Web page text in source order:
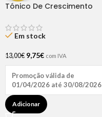
Tónico De Crescimento
Em stock
13,00€ 9,75€ com IVA
Promoção válida de
01/04/2026 até 30/08/2026
Adicionar